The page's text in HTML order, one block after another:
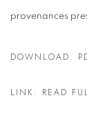
provenances
DOWNLOAD:
LINK: READ